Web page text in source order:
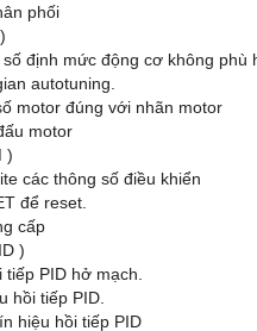
phối
định mức động cơ không phù
motor đúng với nhãn motor
motor
)
các thông số điều khiển
để reset.
cấp
)
tiếp PID hở mạch.
PID.
hiệu hồi tiếp PID